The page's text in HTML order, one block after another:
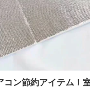
ン節約アイテム！